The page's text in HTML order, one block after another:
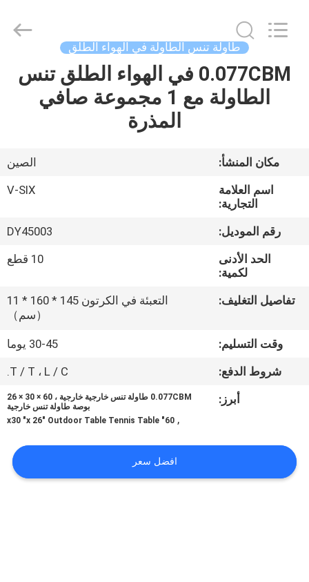
المنزل
حولنا
المصنع
مراقبة
اتصل
اقتباس
Dunya
Reserved.
طاولة تنس الطاولة في الهواء الطلق
0.077CBM في الهواء الطلق تنس
الطاولة مع 1 مجموعة صافي
المذرة
مكان المنشأ:
الصين
اسم العلامة
التجارية:
V-SIX
رقم الموديل:
DY45003
الحد الأدنى
لكمية:
10 قطع
تفاصيل التغليف:
التعبئة في الكرتون 145 * 160 * 11
（سم）
وقت التسليم:
30-45 يوما
شروط الدفع:
T / T ، L / C.
أبرز:
0.077CBM طاولة تنس خارجية خارجية ، 60 × 30 × 26
بوصة طاولة تنس خارجية
,
60" x30 "x 26" Outdoor Table Tennis Table
افضل سعر